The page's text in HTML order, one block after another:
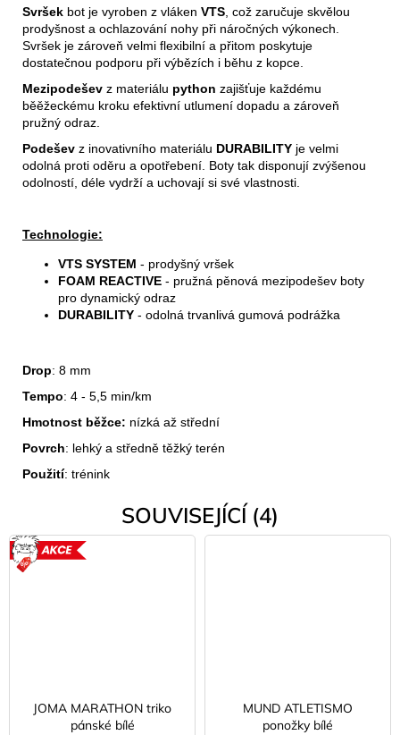
Svršek bot je vyroben z vláken VTS , což zaručuje skvělou
prodyšnost a ochlazování nohy při náročných výkonech.
Svršek je zároveň velmi flexibilní a přitom poskytuje
dostatečnou podporu při výbězích i běhu z kopce.
Mezipodešev z materiálu python zajišťuje každému
běěžeckému kroku efektivní utlumení dopadu a zároveň
pružný odraz.
Podešev z inovativního materiálu DURABILITY je velmi
odolná proti oděru a opotřebení. Boty tak disponují zvýšenou
odolností, déle vydrží a uchovají si své vlastnosti.
Technologie:
VTS SYSTEM - prodyšný vršek
FOAM REACTIVE - pružná pěnová mezipodešev boty
pro dynamický odraz
DURABILITY - odolná trvanlivá gumová podrážka
Drop: 8 mm
Tempo: 4 - 5,5 min/km
Hmotnost běžce: nízká až střední
Povrch: lehký a středně těžký terén
Použití: trénink
SOUVISEJÍCÍ (4)
JOMA MARATHON triko
pánské bílé
MUND ATLETISMO
ponožky bílé